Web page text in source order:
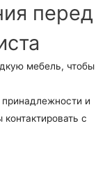
перед
мебель, чтобы
и
с